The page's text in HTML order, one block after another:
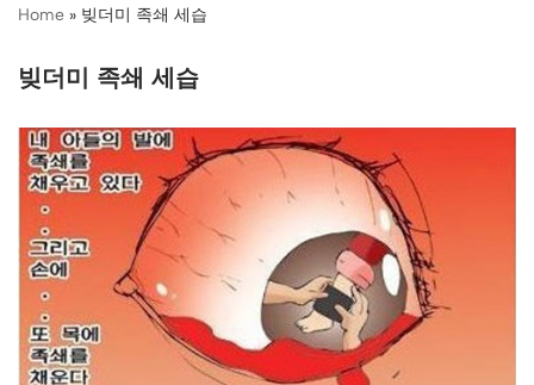
너
Home » 빚더미 족쇄 세습
빚더미 족쇄 세습